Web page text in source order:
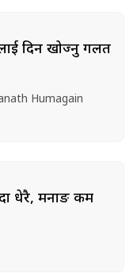
दिन खोज्नु गलत
Humagain
धेरै, मनाङ कम